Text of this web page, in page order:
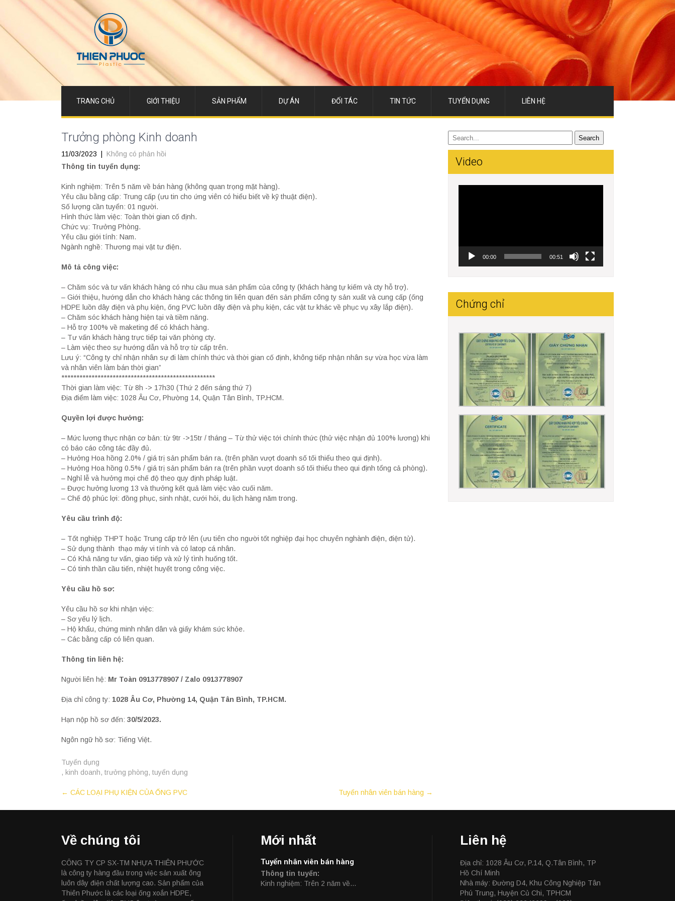
TRANG CHỦ GIỚI THIỆU SẢN PHẨM DỰ ÁN ĐỐI TÁC TIN TỨC TUYỂN DỤNG LIÊN HỆ
Trưởng phòng Kinh doanh
11/03/2023
Không có phản hồi
Thông tin tuyển dụng:
Kinh nghiệm: Trên 5 năm về bán hàng (không quan trọng mặt hàng).
Yêu cầu bằng cấp: Trung cấp (ưu tin cho ứng viên có hiểu biết về kỹ thuật điện).
Số lượng cần tuyển: 01 người.
Hình thức làm việc: Toàn thời gian cố định.
Chức vụ: Trưởng Phòng.
Yêu cầu giới tính: Nam.
Ngành nghề: Thương mại vật tư điện.
Mô tả công việc:
– Chăm sóc và tư vấn khách hàng có nhu cầu mua sản phẩm của công ty (khách hàng tự kiếm và cty hỗ trợ).
– Giới thiệu, hướng dẫn cho khách hàng các thông tin liên quan đến sản phẩm công ty sản xuất và cung cấp (ống
HDPE luồn dây điện và phụ kiện, ống PVC luồn dây điện và phụ kiện, các vật tư khác về phục vụ xây lắp điện).
– Chăm sóc khách hàng hiện tại và tiềm năng.
– Hỗ trợ 100% về maketing để có khách hàng.
– Tư vấn khách hàng trực tiếp tại văn phòng cty.
– Làm việc theo sự hướng dẫn và hỗ trợ từ cấp trên.
Lưu ý: “Công ty chỉ nhận nhân sự đi làm chính thức và thời gian cố định, không tiếp nhận nhân sự vừa học vừa làm
và nhân viên làm bán thời gian”
***************************************************
Thời gian làm việc: Từ 8h -> 17h30 (Thứ 2 đến sáng thứ 7)
Địa điểm làm việc: 1028 Âu Cơ, Phường 14, Quận Tân Bình, TP.HCM.
Quyền lợi được hưởng:
– Mức lương thực nhận cơ bản: từ 9tr ->15tr / tháng – Từ thử việc tới chính thức (thử việc nhận đủ 100% lương) khi
có báo cáo công tác đầy đủ.
– Hưởng Hoa hồng 2.0% / giá trị sản phẩm bán ra. (trên phần vượt doanh số tối thiểu theo qui định).
– Hưởng Hoa hồng 0.5% / giá trị sản phẩm bán ra (trên phần vượt doanh số tối thiểu theo qui định tổng cả phòng).
– Nghỉ lễ và hưởng mọi chế độ theo quy định pháp luật.
– Được hưởng lương 13 và thưởng kết quả làm việc vào cuối năm.
– Chế độ phúc lợi: đồng phục, sinh nhật, cưới hỏi, du lịch hàng năm trong.
Yêu cầu trình độ:
– Tốt nghiệp THPT hoặc Trung cấp trở lên (ưu tiên cho người tốt nghiệp đại học chuyên nghành điện, điện tử).
– Sử dụng thành thạo máy vi tính và có latop cá nhân.
– Có Khả năng tư vấn, giao tiếp và xử lý tình huống tốt.
– Có tinh thần cầu tiến, nhiệt huyết trong công việc.
Yêu cầu hồ sơ:
Yêu cầu hồ sơ khi nhận việc:
– Sơ yếu lý lịch.
– Hộ khẩu, chứng minh nhân dân và giấy khám sức khỏe.
– Các bằng cấp có liên quan.
Thông tin liên hệ:
Người liên hệ: Mr Toàn 0913778907 / Zalo 0913778907
Địa chỉ công ty: 1028 Âu Cơ, Phường 14, Quận Tân Bình, TP.HCM.
Hạn nộp hồ sơ đến: 30/5/2023.
Ngôn ngữ hồ sơ: Tiếng Việt.
Tuyển dụng
, kinh doanh, trưởng phòng, tuyển dụng
Post
← CÁC LOẠI PHỤ KIỆN CỦA ỐNG PVC Tuyển nhân viên bán hàng →
Video
00:00 00:51
Chứng chỉ
Về chúng tôi
CÔNG TY CP SX-TM NHỰA THIÊN PHƯỚC
là công ty hàng đầu trong việc sản xuất ông
luôn dây điện chất lượng cao. Sản phẩm của
Thiên Phước là các loại ống xoắn HDPE,
Mới nhất
Tuyển nhân viên bán hàng
Thông tin tuyển:
Kinh nghiệm: Trên 2 năm về…
Liên hệ
Địa chỉ: 1028 Âu Cơ, P.14, Q.Tân Bình, TP
Hồ Chí Minh
Nhà máy: Đường D4, Khu Công Nghiệp Tân
Phú Trung, Huyện Củ Chi, TPHCM